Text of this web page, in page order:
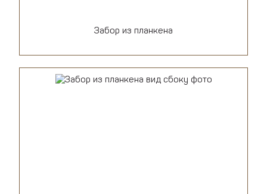
Забор из планкена